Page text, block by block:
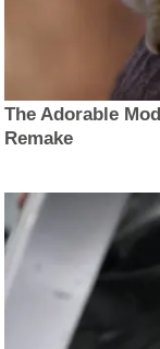
The Adorable
Remake